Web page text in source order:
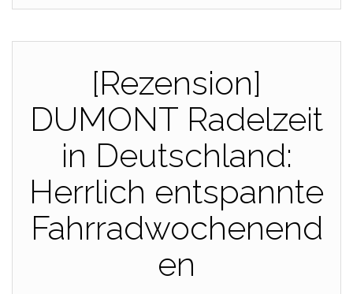
[Rezension]
DUMONT Radelzeit
in Deutschland:
Herrlich entspannte
Fahrradwochenend
en